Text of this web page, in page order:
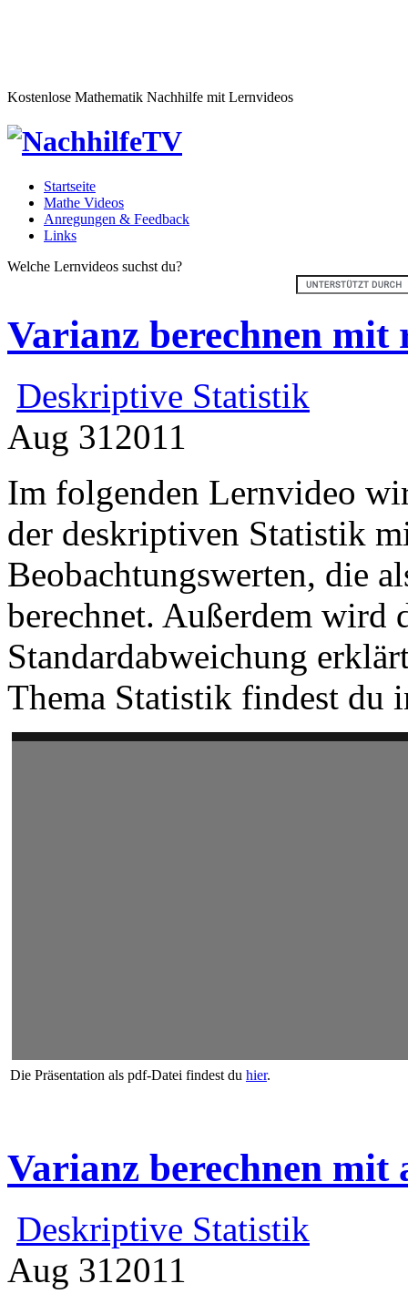
Kostenlose Mathematik Nachhilfe mit Lernvideos
Startseite
Mathe Videos
Anregungen & Feedback
Links
Welche Lernvideos suchst du?
Varianz berechnen
Deskriptive Statistik
Aug 312011
Im folgenden Lernvideo
der deskriptiven Statistik
Beobachtungswerten, die
berechnet. Außerdem wird
Standardabweichung
Thema Statistik findest du
Die Präsentation als pdf-Datei findest du hier.
Varianz berechnen mit
Deskriptive Statistik
Aug 31 2011